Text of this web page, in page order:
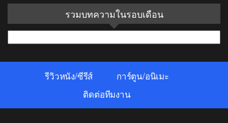
รวมบทความในรอบเดือน
ใน
รีวิวหนัง/ซีรีส์
การ์ตูน/อนิเมะ
ติดต่อทีมงาน